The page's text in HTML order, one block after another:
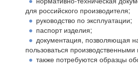
для российского производителя;
руководство по эксплуатации;
паспорт изделия;
документация, позволяющая
пользоваться
также потребуются образцы